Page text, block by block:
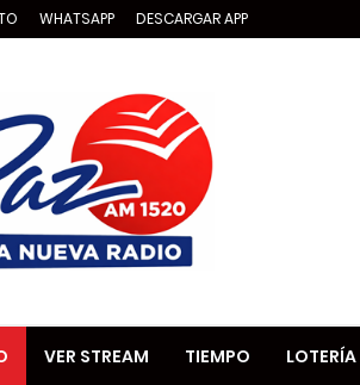
WHATSAPP DESCARGAR APP
VER STREAM TIEMPO LOTERÍA